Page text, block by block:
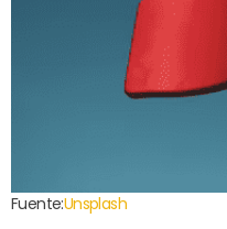
Fuente:Unsplash